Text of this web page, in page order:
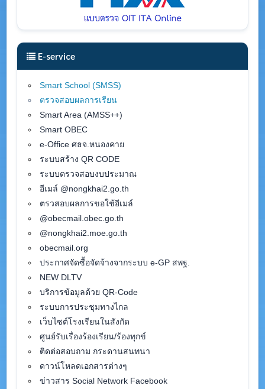
E-service
Smart School (SMSS)
ตรวจสอบผลการเรียน
Smart Area (AMSS++)
Smart OBEC
e-Office ศธจ.หนองคาย
ระบบสร้าง QR CODE
ระบบตรวจสอบงบประมาณ
อีเมล์ @nongkhai2.go.th
ตรวสอบผลการขอใช้อีเมล์
@obecmail.obec.go.th
@nongkhai2.moe.go.th
obecmail.org
ประกาศจัดซื้อจัดจ้างจากระบบ e-GP สพฐ.
NEW DLTV
บริการข้อมูลด้วย QR-Code
ระบบการประชุมทางไกล
เว็บไซต์โรงเรียนในสังกัด
ศูนย์รับเรื่องร้องเรียน/ร้องทุกข์
ติดต่อสอบถาม กระดานสนทนา
ดาวน์โหลดเอกสารต่างๆ
ข่าวสาร Social Network Facebook